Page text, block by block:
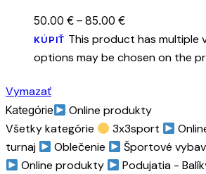
50.00 € – 85.00 €
KÚPIŤ This product has multiple
options may be chosen on the
Vymazať
Kategórie
Online produkty
Všetky kategórie
3x3sport
turnaj
Oblečenie Športové
Online produkty
Podujatia -